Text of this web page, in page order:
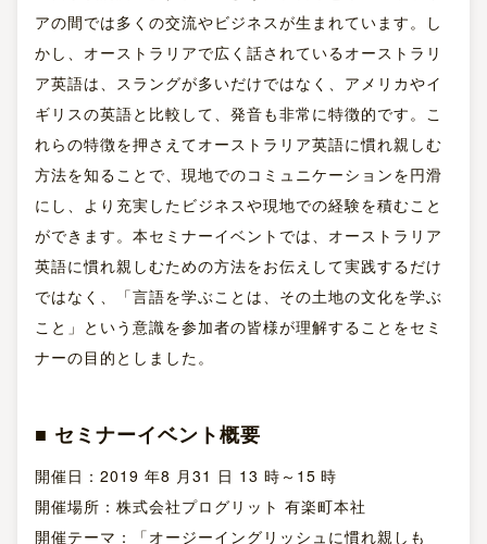
アの間では多くの交流やビジネスが生まれています。し
かし、オーストラリアで広く話されているオーストラリ
ア英語は、スラングが多いだけではなく、アメリカやイ
ギリスの英語と比較して、発音も非常に特徴的です。こ
れらの特徴を押さえてオーストラリア英語に慣れ親しむ
方法を知ることで、現地でのコミュニケーションを円滑
にし、より充実したビジネスや現地での経験を積むこと
ができます。本セミナーイベントでは、オーストラリア
英語に慣れ親しむための方法をお伝えして実践するだけ
ではなく、「言語を学ぶことは、その土地の文化を学ぶ
こと」という意識を参加者の皆様が理解することをセミ
ナーの目的としました。
■ セミナーイベント概要
開催日：2019 年8 月31 日 13 時～15 時
開催場所：株式会社プログリット 有楽町本社
開催テーマ：「オージーイングリッシュに慣れ親しも